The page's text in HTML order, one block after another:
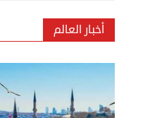
أخبار العالم